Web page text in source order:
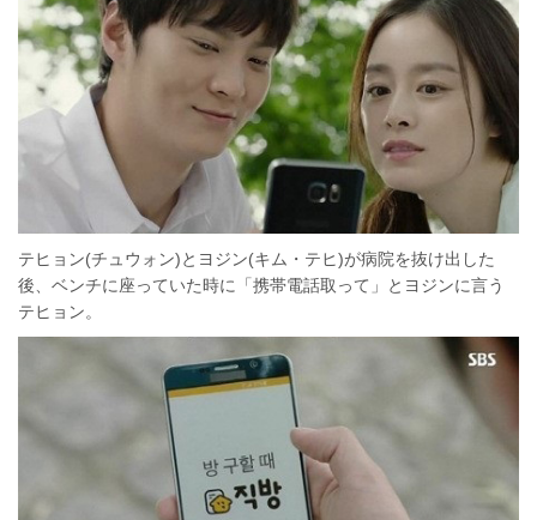
テヒョン(チュウォン)とヨジン(キム・テヒ)が病院を抜け出した
後、ベンチに座っていた時に「携帯電話取って」とヨジンに言う
テヒョン。